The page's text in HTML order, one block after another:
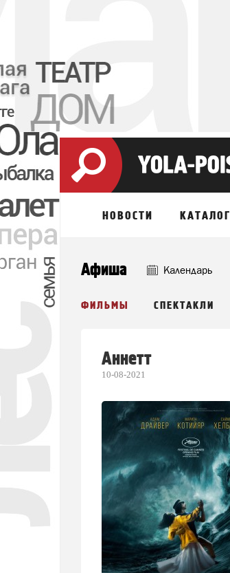
НОВОСТИ КАТАЛОГ
Афиша Календарь
ФИЛЬМЫ СПЕКТАКЛИ
Аннетт
10-08-2021